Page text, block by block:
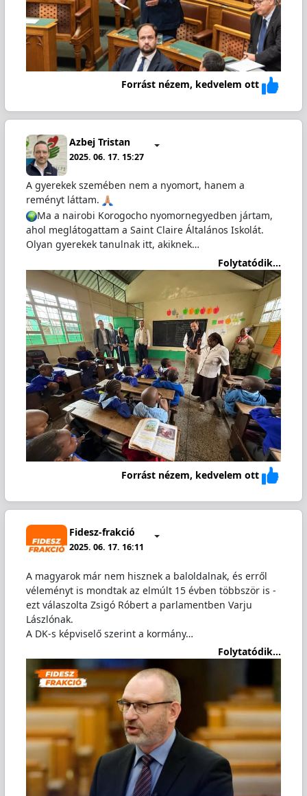
Forrást nézem, kedvelem ott
Azbej Tristan
2025. 06. 17. 15:27
A gyerekek szemében nem a nyomort, hanem a
reményt láttam.
Ma a nairobi Korogocho nyomornegyedben jártam,
ahol meglátogattam a Saint Claire Általános Iskolát.
Olyan gyerekek tanulnak itt, akiknek…
Folytatódik...
Forrást nézem, kedvelem ott
Fidesz-frakció
2025. 06. 17. 16:11
A magyarok már nem hisznek a baloldalnak, és erről
véleményt is mondtak az elmúlt 15 évben többször is -
ezt válaszolta Zsigó Róbert a parlamentben Varju
Lászlónak.
A DK-s képviselő szerint a kormány…
Folytatódik...